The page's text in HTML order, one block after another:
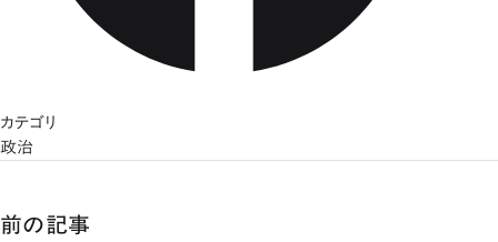
カテゴリ
政治
前の記事